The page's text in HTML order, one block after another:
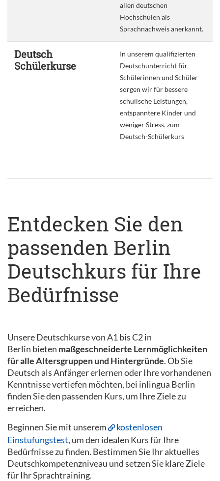
allen deutschen
Hochschulen als
Sprachnachweis anerkannt.
Deutsch
Schülerkurse
In unserem qualifizierten
Deutschunterricht für
Schülerinnen und Schüler
sorgen wir für bessere
schulische Leistungen,
entspanntere Kinder und
weniger Stress. zum
Deutsch-Schülerkurs
Entdecken Sie den
passenden Berlin
Deutschkurs für Ihre
Bedürfnisse
Unsere Deutschkurse von A1 bis C2 in
Berlin bieten maßgeschneiderte Lernmöglichkeiten
für alle Altersgruppen und Hintergründe. Ob Sie
Deutsch als Anfänger erlernen oder Ihre vorhandenen
Kenntnisse vertiefen möchten, bei inlingua Berlin
finden Sie den passenden Kurs, um Ihre Ziele zu
erreichen.
Beginnen Sie mit unserem
kostenlosen
Einstufungstest, um den idealen Kurs für Ihre
Bedürfnisse zu finden. Bestimmen Sie Ihr aktuelles
Deutschkompetenzniveau und setzen Sie klare Ziele
für Ihr Sprachtraining.